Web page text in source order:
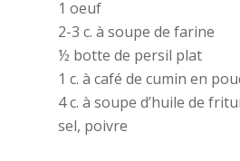
1 oeuf
2-3 c. à soupe de farine
½ botte de persil plat
1 c. à café de cumin en
4 c. à soupe d’huile de
sel, poivre